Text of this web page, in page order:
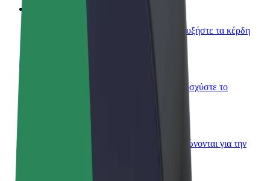
Πλησιάστε περισσότερους πελάτες και αυξήστε τα κέρδη
Προσθέστε το στόλο σας στο Bolt και ενισχύστε το
Προϊόντα και υπηρεσίες Bolt που κλιμακώνονται για την